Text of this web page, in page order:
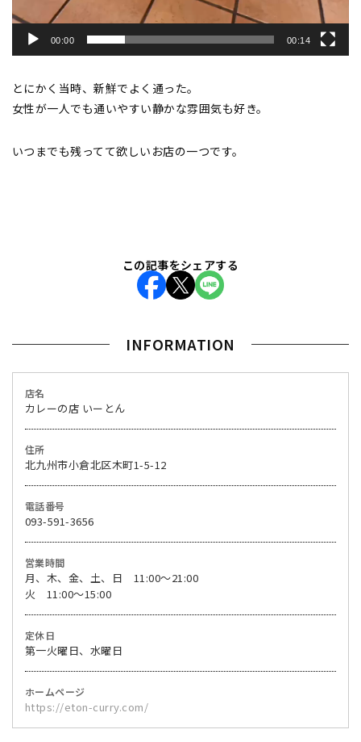
00:00 00:14
とにかく当時、新鮮でよく通った。
女性が一人でも通いやすい静かな雰囲気も好き。
いつまでも残ってて欲しいお店の一つです。
この記事をシェアする
INFORMATION
店名
カレーの店 いーとん
住所
北九州市小倉北区木町1-5-12
電話番号
093-591-3656
営業時間
月、木、金、土、日 11:00〜21:00
火 11:00〜15:00
定休日
第一火曜日、水曜日
ホームページ
https://eton-curry.com/